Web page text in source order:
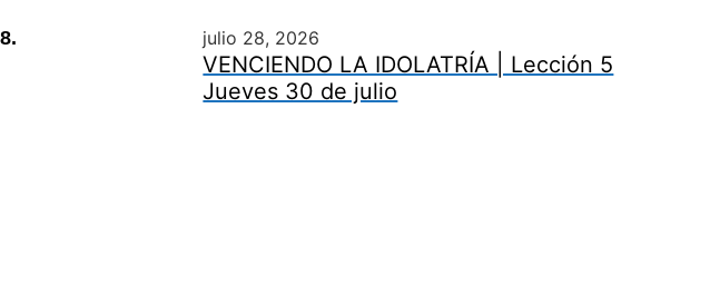
julio 28, 2026
VENCIENDO LA IDOLATRÍA | Lección 5
Jueves 30 de julio